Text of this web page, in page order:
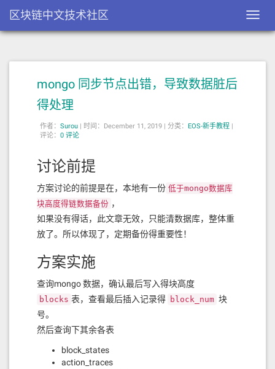
区块链中文技术社区
mongo 同步节点出错，导致数据脏后
得处理
作者： Surou | 时间：December 11, 2019 | 分类： EOS-新手教程 |
评论： 0 评论
讨论前提
方案讨论的前提是在，本地有一份 低于mongo数据库
块高度得链数据备份 ，
如果没有得话，此文章无效，只能清数据库，整体重
放了。所以体现了，定期备份得重要性！
方案实施
查询mongo 数据，确认最后写入得块高度
blocks 表，查看最后插入记录得 block_num 块
号。
然后查询下其余各表
block_states
action_traces